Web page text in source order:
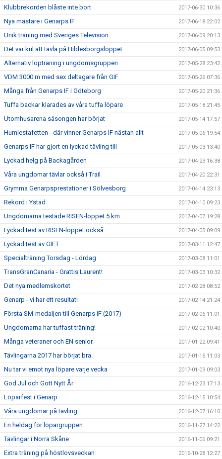
Klubbrekorden blåste inte bort 2017-06-30 10:36
Nya mästare i Genarps IF 2017-06-18 22:02
Unik träning med Sveriges Television 2017-06-09 20:13
Det var kul att tävla på Hildesborgsloppet 2017-06-05 09:53
Alternativ löpträning i ungdomsgruppen 2017-05-28 23:42
VDM 3000 m med sex deltagare från GIF 2017-05-26 07:36
Många från Genarps IF i Göteborg 2017-05-20 21:36
Tuffa backar klarades av våra tuffa löpare 2017-05-18 21:45
Utomhusarena säsongen har börjat 2017-05-14 17:57
Humlestafetten - där vinner Genarps IF nästan allt 2017-05-06 19:54
Genarps IF har gjort en lyckad tävling till 2017-05-03 13:40
Lyckad helg på Backagården 2017-04-23 16:38
Våra ungdomar tävlar också i Trail 2017-04-20 22:31
Grymma Genarpsprestationer i Sölvesborg 2017-04-14 23:13
Rekord i Ystad 2017-04-10 09:23
Ungdomarna testade RISEN-loppet 5 km 2017-04-07 19:28
Lyckad test av RISEN-loppet också 2017-04-05 09:09
Lyckad test av GIFT 2017-03-11 12:47
Specialträning Torsdag - Lördag 2017-03-08 11:01
TransGranCanaria - Grattis Laurent! 2017-03-03 10:32
Det nya medlemskortet 2017-02-28 08:52
Genarp - vi har ett resultat! 2017-02-14 21:24
Första SM-medaljen till Genarps IF (2017) 2017-02-06 11:01
Ungdomarna har tuffast träning! 2017-02-02 10:40
Många veteraner och EN senior. 2017-01-22 09:41
Tävlingarna 2017 har börjat bra. 2017-01-15 11:03
Nu tar vi emot nya löpare varje vecka 2017-01-09 09:03
God Jul och Gott Nytt År 2016-12-23 17:13
Löparfest i Genarp 2016-12-15 10:54
Våra ungdomar på tävling 2016-12-07 16:10
En heldag för löpargruppen 2016-11-27 14:22
Tävlingar i Norra Skåne 2016-11-06 09:21
Extra träning på höstlovsveckan 2016-10-28 12:27